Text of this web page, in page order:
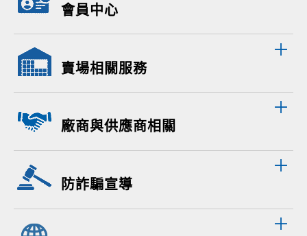
會員中心
賣場相關服務
廠商與供應商相關
防詐騙宣導